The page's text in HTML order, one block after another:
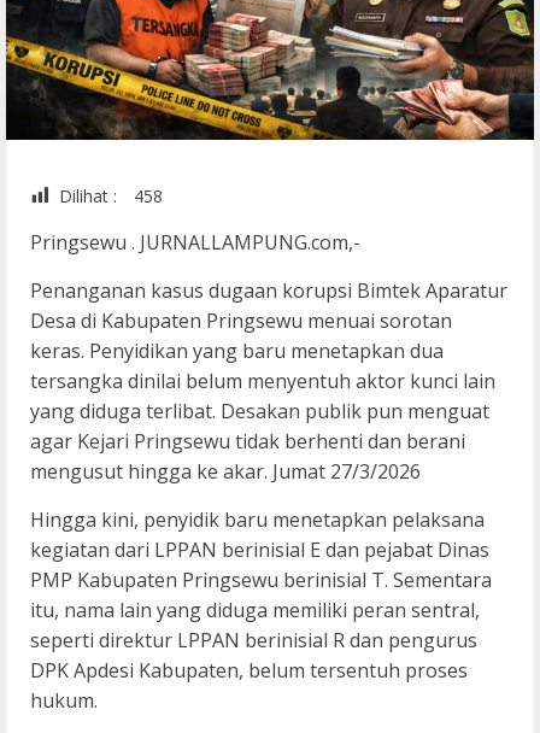
Dilihat : 458
Pringsewu . JURNALLAMPUNG.com,-
Penanganan kasus dugaan korupsi Bimtek Aparatur
Desa di Kabupaten Pringsewu menuai sorotan
keras. Penyidikan yang baru menetapkan dua
tersangka dinilai belum menyentuh aktor kunci lain
yang diduga terlibat. Desakan publik pun menguat
agar Kejari Pringsewu tidak berhenti dan berani
mengusut hingga ke akar. Jumat 27/3/2026
Hingga kini, penyidik baru menetapkan pelaksana
kegiatan dari LPPAN berinisial E dan pejabat Dinas
PMP Kabupaten Pringsewu berinisial T. Sementara
itu, nama lain yang diduga memiliki peran sentral,
seperti direktur LPPAN berinisial R dan pengurus
DPK Apdesi Kabupaten, belum tersentuh proses
hukum.